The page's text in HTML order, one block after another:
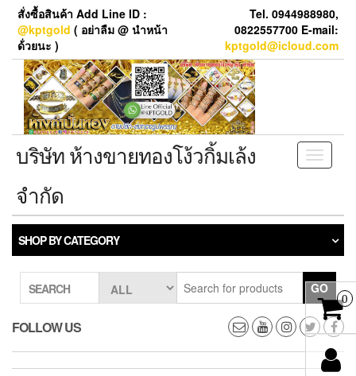
Skip
content
สั่งซื้อสินค้า Add Line ID :
@kptgold ( อย่าลืม @ นำหน้า
ด้่วยนะ )
Tel. 0944988980,
0822557700 E-mail:
kptgold@icloud.com
Toggle
บริษัท ห้างขายทองโง้วกิ้มเล้ง
จำกัด
SHOP BY CATEGORY
SEARCH GO
FOLLOW US
0